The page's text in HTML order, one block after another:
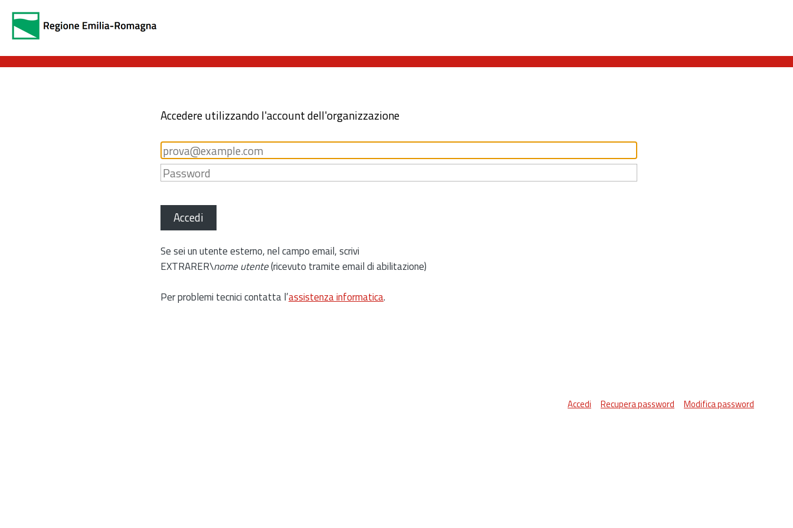
Accedere utilizzando l'account dell'organizzazione
Accedi
Se sei un utente esterno, nel campo email, scrivi
EXTRARER\nome utente(ricevuto tramite email di abilitazione)
Per problemi tecnici contatta l’assistenza informatica.
Accedi Recupera password Modifica password